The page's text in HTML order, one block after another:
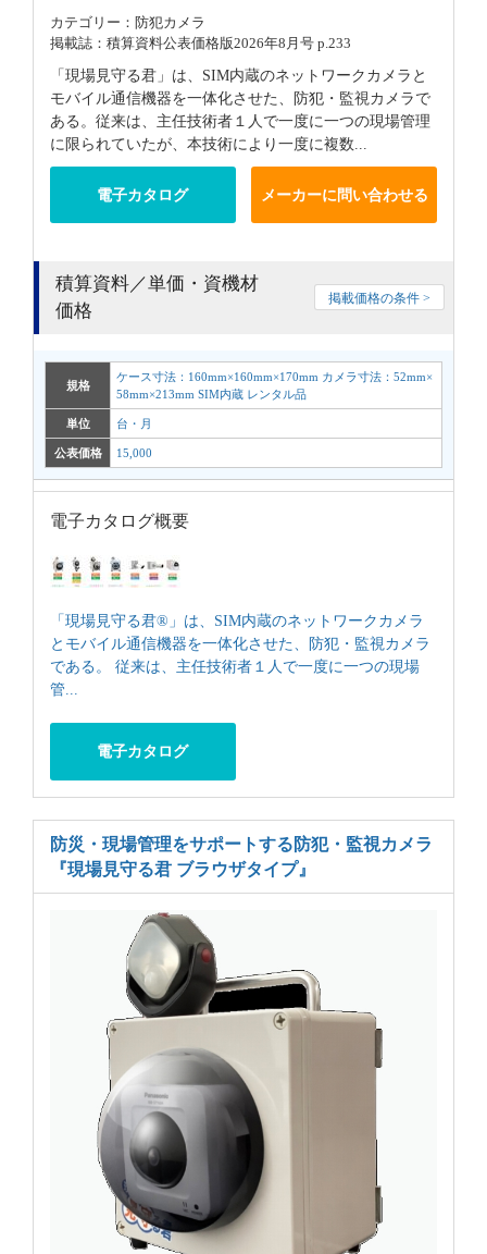
カテゴリー：防犯カメラ
掲載誌：積算資料公表価格版2026年8月号 p.233
「現場見守る君」は、SIM内蔵のネットワークカメラと
モバイル通信機器を一体化させた、防犯・監視カメラで
ある。従来は、主任技術者１人で一度に一つの現場管理
に限られていたが、本技術により一度に複数...
電子カタログ メーカーに問い合わせる
積算資料／単価・資機材
価格
掲載価格の条件 >
規格
ケース寸法：160mm×160mm×170mm カメラ寸法：52mm×
58mm×213mm SIM内蔵 レンタル品
単位 台・月
公表価格 15,000
電子カタログ概要
「現場見守る君®」は、SIM内蔵のネットワークカメラ
とモバイル通信機器を一体化させた、防犯・監視カメラ
である。 従来は、主任技術者１人で一度に一つの現場
管...
電子カタログ
防災・現場管理をサポートする防犯・監視カメラ
『現場見守る君 ブラウザタイプ』